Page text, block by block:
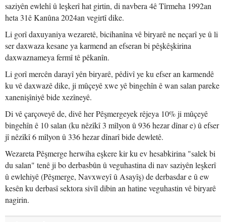
saziyên ewlehî û leşkerî hat girtin, di navbera 4ê Tîrmeha 1992an
heta 31ê Kanûna 2024an vegirtî dike.
Li gorî daxuyaniya wezaretê, bicihanîna vê biryarê ne neçarî ye û li
ser daxwaza kesane ya karmend an efseran bi pêşkêşkirina
daxwaznameya fermî tê pêkanîn.
Li gorî mercên darayî yên biryarê, pêdivî ye ku efser an karmendê
ku vê daxwazê dike, ji mûçeyê xwe yê bingehîn ê wan salan pareke
xanenişîniyê bide xezîneyê.
Di vê çarçoveyê de, divê her Pêşmergeyek rêjeya 10% ji mûçeyê
bingehîn ê 10 salan (ku nêzîkî 3 mîlyon û 936 hezar dînar e) û efser
jî nêzîkî 6 mîlyon û 336 hezar dînarî bide dewletê.
Wezareta Pêşmerge herwiha eşkere kir ku ev hesabkirina "salek bi
du salan" tenê ji bo derbasbûn û veguhastina di nav saziyên leşkerî
û ewlehiyê (Pêşmerge, Navxweyî û Asayîş) de derbasdar e û ew
kesên ku derbasî sektora sivîl dibin an hatine veguhastin vê biryarê
nagirin.